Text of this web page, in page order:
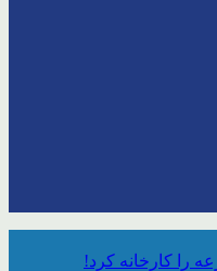
را کارخانه کرد!